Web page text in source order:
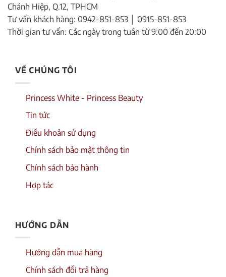
Chánh Hiệp, Q.12, TPHCM
Tư vấn khách hàng: 0942-851-853 │ 0915-851-853
Thời gian tư vấn: Các ngày trong tuần từ 9:00 đến 20:00
VỀ CHÚNG TÔI
Princess White - Princess Beauty
Tin tức
Điều khoản sử dụng
Chính sách bảo mật thông tin
Chính sách bảo hành
Hợp tác
HƯỚNG DẪN
Hướng dẫn mua hàng
Chính sách đổi trả hàng